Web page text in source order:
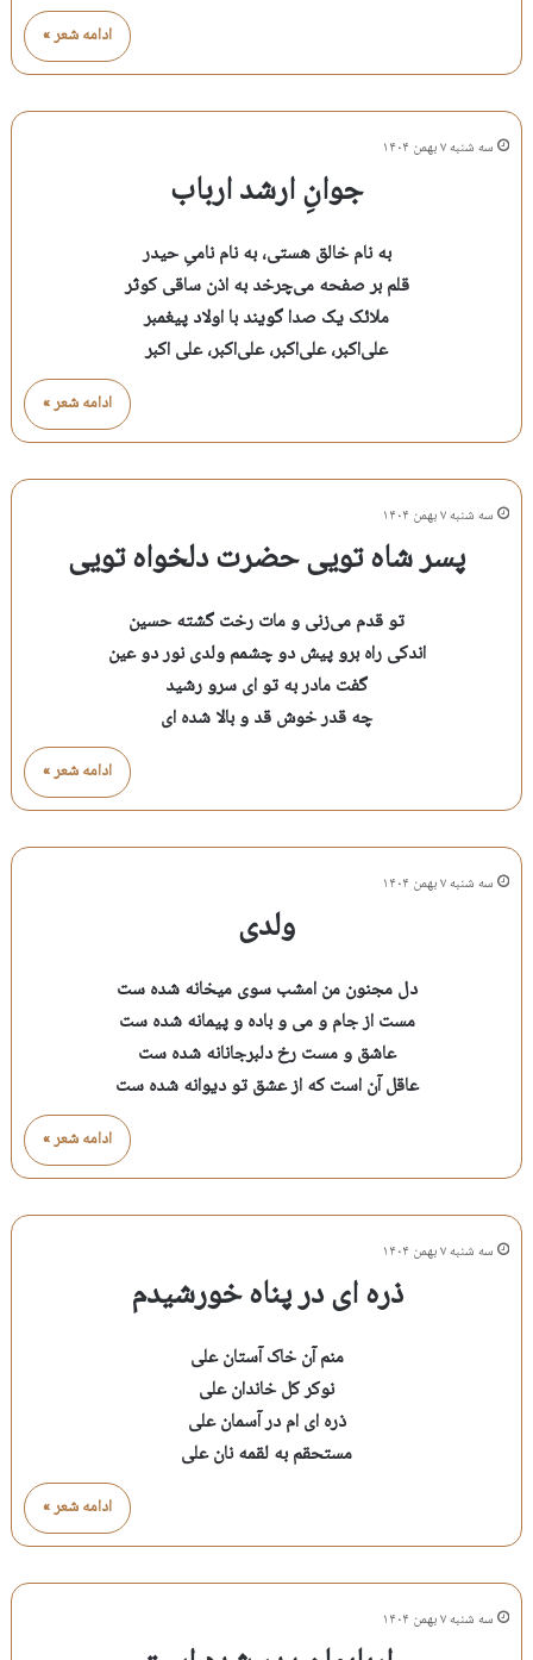
ادامه شعر »
سه شنبه ۷ بهمن ۱۴۰۴
جوانِ ارشد ارباب
به نام خالق هستی، به نام نامیِ حیدر
قلم بر صفحه می‌چرخد به اذن ساقی کوثر
ملائک یک صدا گویند با اولاد پیغمبر
علی‌اکبر، علی‌اکبر، علی‌اکبر، علی اکبر
ادامه شعر »
سه شنبه ۷ بهمن ۱۴۰۴
پسر شاه تویی حضرت دلخواه تویی
تو قدم می‌زنی و مات رخت گشته حسین
اندکی راه برو پیش دو چشمم ولدی نور دو عین
گفت مادر به تو ای سرو رشید
چه قدر خوش قد و بالا شده ای
ادامه شعر »
سه شنبه ۷ بهمن ۱۴۰۴
ولدی
دل مجنون من امشب سوی میخانه شده ست
مست از جام و می و باده و پیمانه شده ست
عاشق و مست رخ دلبرجانانه شده ست
عاقل آن است که از عشق تو دیوانه شده ست
ادامه شعر »
سه شنبه ۷ بهمن ۱۴۰۴
ذره ای در پناه خورشیدم
منم آن خاک آستان علی
نوکر کل خاندان علی
ذره ای ام در آسمان علی
مستحقم به لقمه نان علی
ادامه شعر »
سه شنبه ۷ بهمن ۱۴۰۴